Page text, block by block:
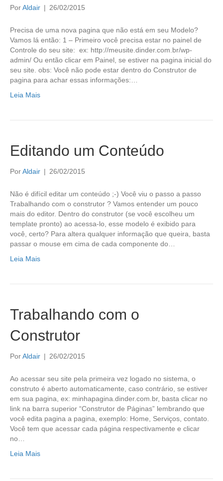
PorAldair | 26/02/2015
Precisa de uma nova pagina que não está em seu Modelo?
Vamos lá então: 1 – Primeiro você precisa estar no painel de
Controle do seu site: ex: http://meusite.dinder.com.br/wp-
admin/ Ou então clicar em Painel, se estiver na pagina inicial do
seu site. obs: Você não pode estar dentro do Construtor de
pagina para achar essas informações:…
Leia Mais
Editando um Conteúdo
PorAldair | 26/02/2015
Não é difícil editar um conteúdo ;-) Você viu o passo a passo
Trabalhando com o construtor ? Vamos entender um pouco
mais do editor. Dentro do construtor (se você escolheu um
template pronto) ao acessa-lo, esse modelo é exibido para
você, certo? Para altera qualquer informação que queira, basta
passar o mouse em cima de cada componente do…
Leia Mais
Trabalhando com o
Construtor
PorAldair | 26/02/2015
Ao acessar seu site pela primeira vez logado no sistema, o
construto é aberto automaticamente, caso contrário, se estiver
em sua pagina, ex: minhapagina.dinder.com.br, basta clicar no
link na barra superior “Construtor de Páginas” lembrando que
você edita pagina a pagina, exemplo: Home, Serviços, contato.
Você tem que acessar cada página respectivamente e clicar
no…
Leia Mais